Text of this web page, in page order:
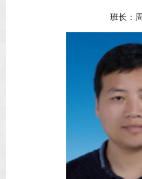
班长：